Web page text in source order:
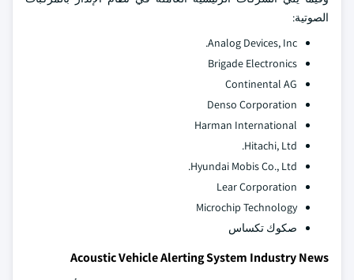
الصوتية:
Analog Devices, Inc.
Brigade Electronics
Continental AG
Denso Corporation
Harman International
Hitachi, Ltd.
Hyundai Mobis Co., Ltd.
Lear Corporation
Microchip Technology
صكوك تكساس
Acoustic Vehicle Alerting System Industry News